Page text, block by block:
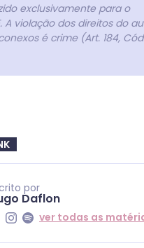
exclusivamente para o
A violação dos direitos do
é crime (Art. 184,
por
Daflon
ver todas as